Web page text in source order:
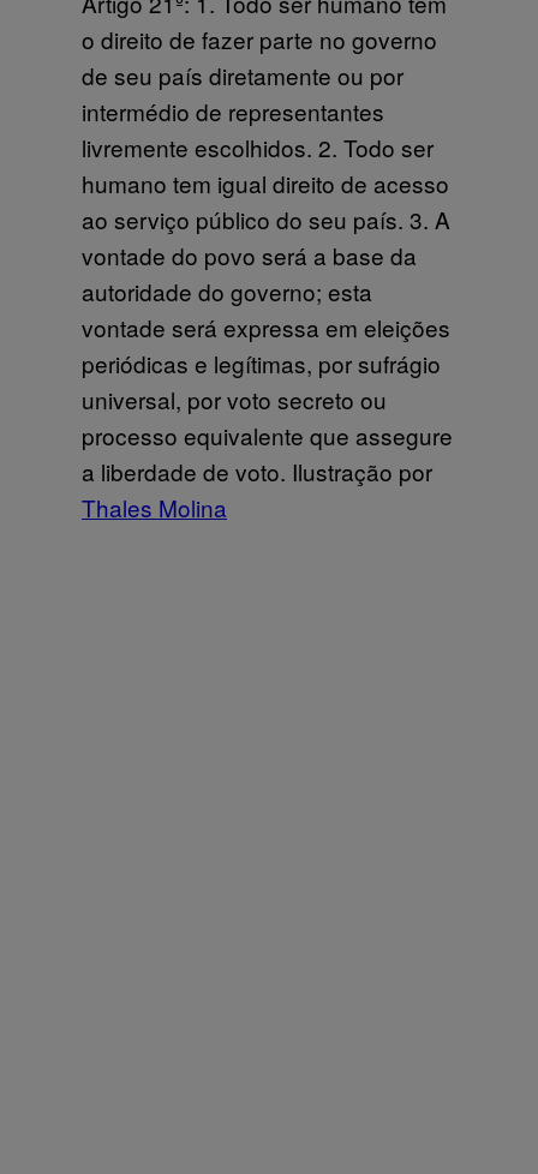
o direito de fazer parte no governo
de seu país diretamente ou por
intermédio de representantes
livremente escolhidos. 2. Todo ser
humano tem igual direito de acesso
ao serviço público do seu país. 3. A
vontade do povo será a base da
autoridade do governo; esta
vontade será expressa em eleições
periódicas e legítimas, por sufrágio
universal, por voto secreto ou
processo equivalente que assegure
a liberdade de voto. Ilustração por
Thales Molina